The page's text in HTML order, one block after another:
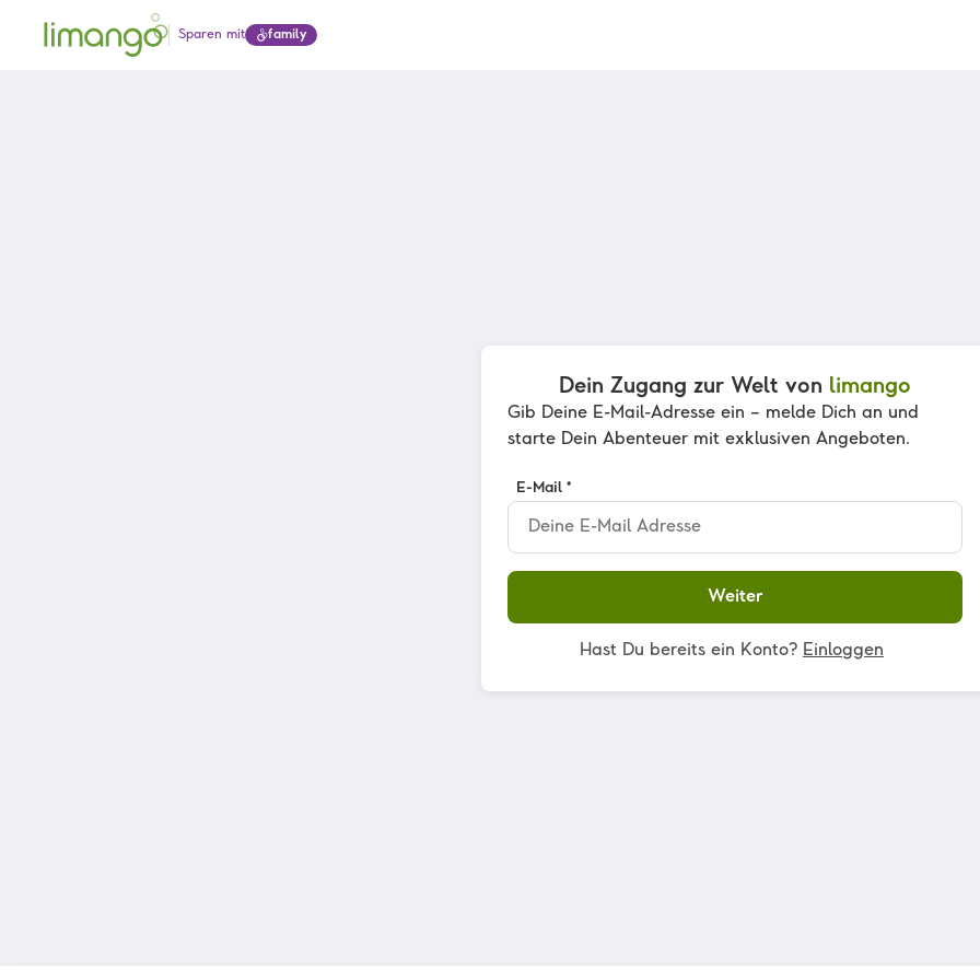
Sparen mit
family
Dein Zugang zur Welt von limango
Gib Deine E-Mail-Adresse ein – melde Dich an und
starte Dein Abenteuer mit exklusiven Angeboten.
E-Mail *
Weiter
Hast Du bereits ein Konto? Einloggen